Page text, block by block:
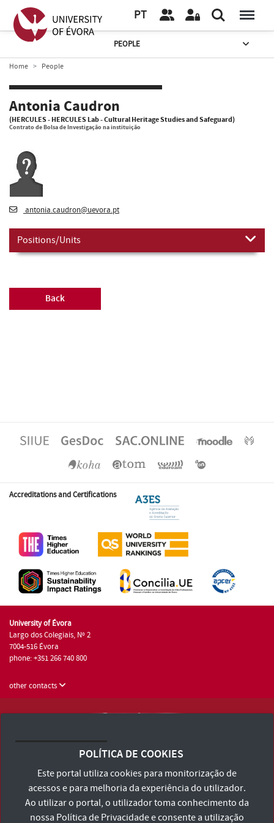
PT
PEOPLE
Home People
Antonia Caudron
(HERCULES - HERCULES Lab - Cultural Heritage Studies and Safeguard)
Contrato de Bolsa de Investigação na instituição
antonia.caudron@uevora.pt
Positions/Units
Back
Accreditations and Certifications
University of Évora
Largo dos Colegiais, Nº 2
7004-516 Évora
phone: +351 266 740 800
other contacts
Terms and Conditions and Privacy Policy
Accessibility Statement
POLÍTICA DE COOKIES
Este portal utiliza cookies para monitorização de
acessos e para melhoria da experiência do utilizador.
Ao utilizar o portal, o utilizador toma conhecimento da
nossa Política de Privacidadee consente a utilização